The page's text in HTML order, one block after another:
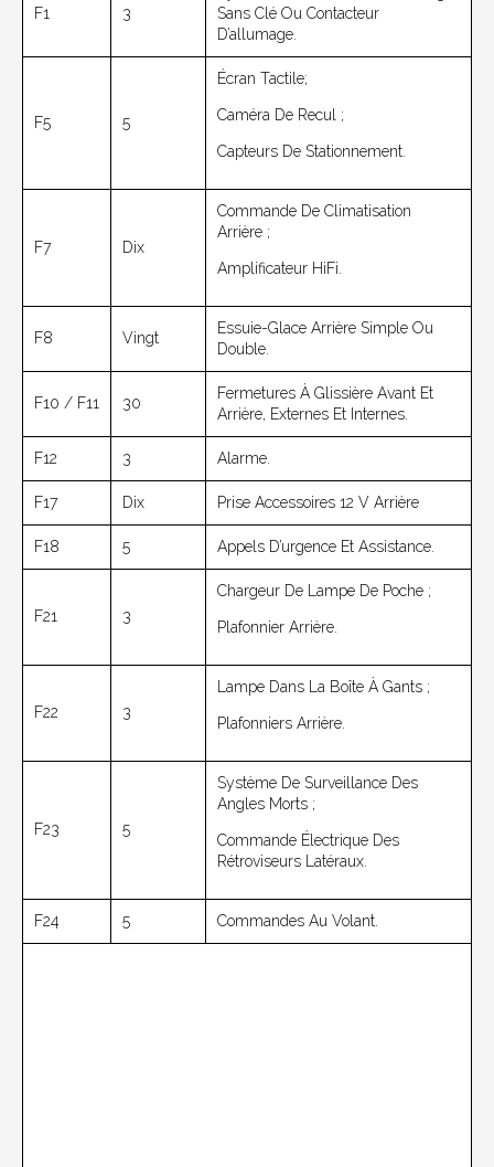
F1 3
Sans Clé Ou Contacteur
D’allumage.
F5 5
Écran Tactile;
Caméra De Recul ;
Capteurs De Stationnement.
F7 Dix
Commande De Climatisation
Arrière ;
Amplificateur HiFi.
F8 Vingt
Essuie-Glace Arrière Simple Ou
Double.
F10 / F11 30
Fermetures À Glissière Avant Et
Arrière, Externes Et Internes.
F12 3 Alarme.
F17 Dix Prise Accessoires 12 V Arrière
F18 5 Appels D’urgence Et Assistance.
F21 3
Chargeur De Lampe De Poche ;
Plafonnier Arrière.
F22 3
Lampe Dans La Boîte À Gants ;
Plafonniers Arrière.
F23 5
Système De Surveillance Des
Angles Morts ;
Commande Électrique Des
Rétroviseurs Latéraux.
F24 5 Commandes Au Volant.